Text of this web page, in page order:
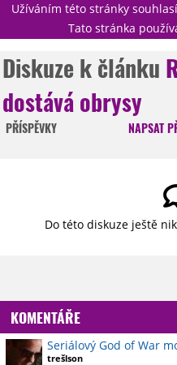
Užíváním této stránky
Tato stránka
NOVINKY
TÉMATA
Diskuze k článku
dostává obrysy
PŘÍSPĚVKY NAPSAT
Do této diskuze ještě
KOMENTÁŘE
Seriálový God of War
trešlson